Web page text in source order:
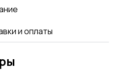
и оплаты